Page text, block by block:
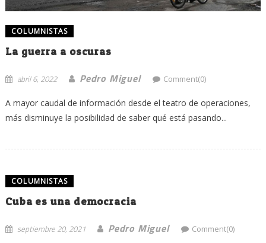
COLUMNISTAS
La guerra a oscuras
abril 6, 2022 Pedro Miguel Comment(0)
A mayor caudal de información desde el teatro de operaciones,
más disminuye la posibilidad de saber qué está pasando...
COLUMNISTAS
Cuba es una democracia
septiembre 20, 2021 Pedro Miguel Comment(0)